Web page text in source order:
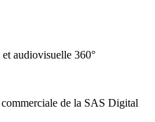
audiovisuelle 360°
de la SAS Digital